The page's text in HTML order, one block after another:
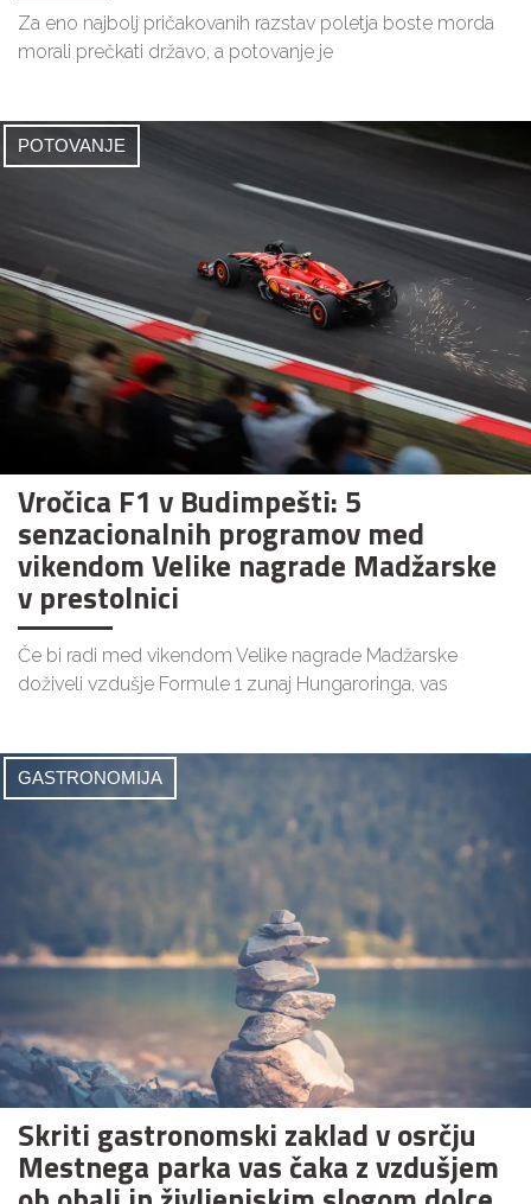
Za eno najbolj pričakovanih razstav poletja boste morda
morali prečkati državo, a potovanje je
POTOVANJE
Vročica F1 v Budimpešti: 5
senzacionalnih programov med
vikendom Velike nagrade Madžarske
v prestolnici
Če bi radi med vikendom Velike nagrade Madžarske
doživeli vzdušje Formule 1 zunaj Hungaroringa, vas
GASTRONOMIJA
Skriti gastronomski zaklad v osrčju
Mestnega parka vas čaka z vzdušjem